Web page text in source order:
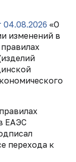
«О
изменений в
ЕАЭС
перехода к